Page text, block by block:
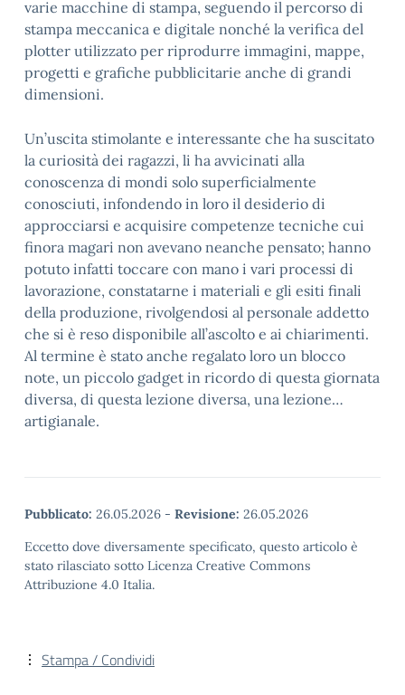
varie macchine di stampa, seguendo il percorso di
stampa meccanica e digitale nonché la verifica del
plotter utilizzato per riprodurre immagini, mappe,
progetti e grafiche pubblicitarie anche di grandi
dimensioni.
Un’uscita stimolante e interessante che ha suscitato
la curiosità dei ragazzi, li ha avvicinati alla
conoscenza di mondi solo superficialmente
conosciuti, infondendo in loro il desiderio di
approcciarsi e acquisire competenze tecniche cui
finora magari non avevano neanche pensato; hanno
potuto infatti toccare con mano i vari processi di
lavorazione, constatarne i materiali e gli esiti finali
della produzione, rivolgendosi al personale addetto
che si è reso disponibile all’ascolto e ai chiarimenti.
Al termine è stato anche regalato loro un blocco
note, un piccolo gadget in ricordo di questa giornata
diversa, di questa lezione diversa, una lezione…
artigianale.
Pubblicato: 26.05.2026 - Revisione: 26.05.2026
Eccetto dove diversamente specificato, questo articolo è
stato rilasciato sotto Licenza Creative Commons
Attribuzione 4.0 Italia.
Stampa / Condividi